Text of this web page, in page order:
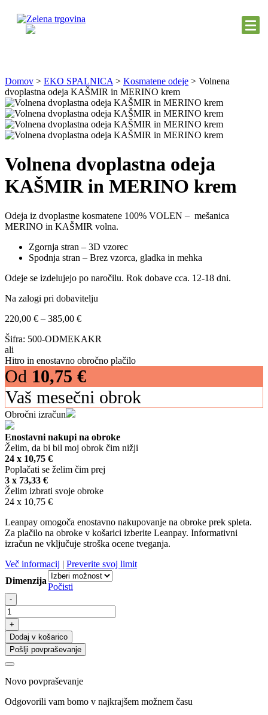
Domov > EKO SPALNICA > Kosmatene odeje > Volnena
dvoplastna odeja KAŠMIR in MERINO krem
Volnena dvoplastna odeja
KAŠMIR in MERINO krem
Odeja iz dvoplastne kosmatene 100% VOLEN – mešanica
MERINO in KAŠMIR volna.
Zgornja stran – 3D vzorec
Spodnja stran – Brez vzorca, gladka in mehka
Odeje se izdelujejo po naročilu. Rok dobave cca. 12-18 dni.
Na zalogi pri dobavitelju
220,00 € – 385,00 €Cenovni
od
do
385,00 €
Šifra: 500-ODMEKAKR
ali
Hitro in enostavno obročno plačilo
Od 10,75 €
Vaš mesečni obrok
Obročni izračun
Enostavni nakupi na obroke
Želim, da bi bil moj obrok čim nižji
24 x 10,75 €
Poplačati se želim čim prej
3 x 73,33 €
Želim izbrati svoje obroke
24 x 10,75 €
Leanpay omogoča enostavno nakupovanje na obroke prek spleta.
Za plačilo na obroke v košarici izberite Leanpay. Informativni
izračun ne vključuje stroška ocene tveganja.
Več informacij | Preverite svoj limit
Dimenzija
Počisti
Volnena
dvoplastna
odeja
KAŠMIR
in
MERINO
krem
-
+
Dodaj v košarico
Pošlji povpraševanje
Novo povpraševanje
Odgovorili vam bomo v najkrajšem možnem času